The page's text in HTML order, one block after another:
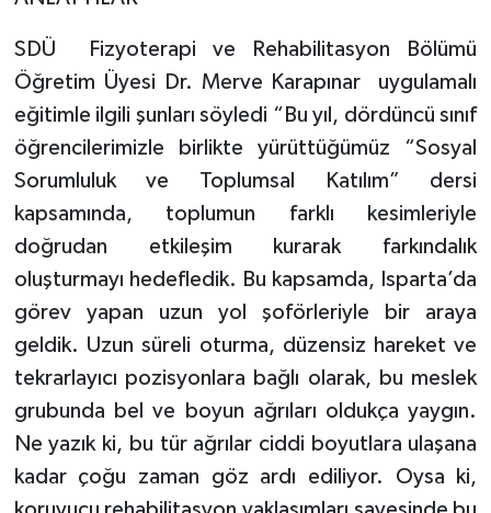
SDÜ Fizyoterapi ve Rehabilitasyon Bölümü
Öğretim Üyesi Dr. Merve Karapınar uygulamalı
eğitimle ilgili şunları söyledi “Bu yıl, dördüncü sınıf
öğrencilerimizle birlikte yürüttüğümüz “Sosyal
Sorumluluk ve Toplumsal Katılım” dersi
kapsamında, toplumun farklı kesimleriyle
doğrudan etkileşim kurarak farkındalık
oluşturmayı hedefledik. Bu kapsamda, Isparta’da
görev yapan uzun yol şoförleriyle bir araya
geldik. Uzun süreli oturma, düzensiz hareket ve
tekrarlayıcı pozisyonlara bağlı olarak, bu meslek
grubunda bel ve boyun ağrıları oldukça yaygın.
Ne yazık ki, bu tür ağrılar ciddi boyutlara ulaşana
kadar çoğu zaman göz ardı ediliyor. Oysa ki,
Yerel
İletişim
Künye